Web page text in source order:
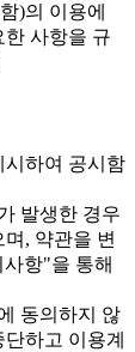
)의 이용에
한 사항을 규
하여 공시함
발생한 경우
, 약관을 변
항"을 통해
동의하지 않
하고 이용계